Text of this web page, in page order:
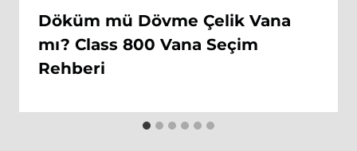
Döküm mü Dövme Çelik Vana
mı? Class 800 Vana Seçim
Rehberi